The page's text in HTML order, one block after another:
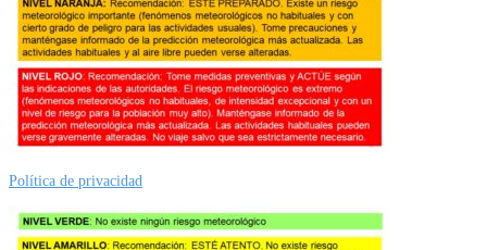
Política de privacidad